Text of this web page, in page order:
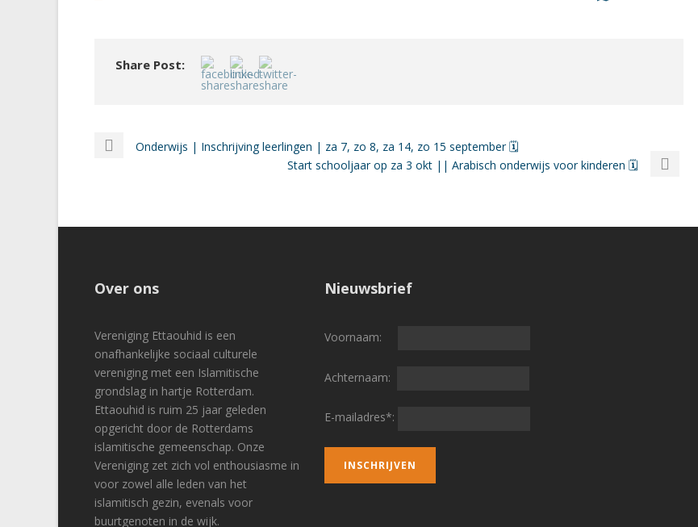
Share Post:
Onderwijs | Inschrijving leerlingen | za 7, zo 8, za 14, zo 15 september 🗓
Start schooljaar op za 3 okt || Arabisch onderwijs voor kinderen 🗓
Over ons
Vereniging Ettaouhid is een
onafhankelijke sociaal culturele
vereniging met een Islamitische
grondslag in hartje Rotterdam.
Ettaouhid is ruim 25 jaar geleden
opgericht door de Rotterdams
islamitische gemeenschap. Onze
Vereniging zet zich vol enthousiasme in
voor zowel alle leden van het
islamitisch gezin, evenals voor
buurtgenoten in de wijk.
Nieuwsbrief
Voornaam:
Achternaam:
E-mailadres*: